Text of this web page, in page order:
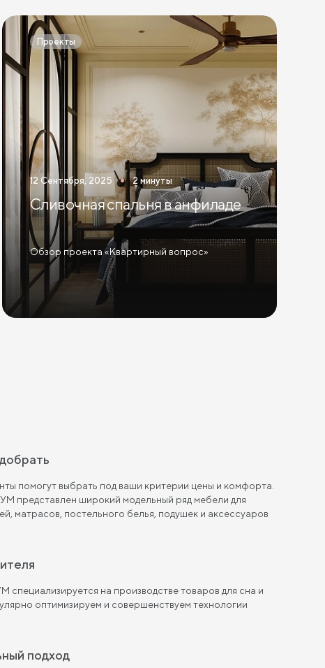
Проекты
12 Сентября, 2025 2 минуты
Сливочная спальня в анфиладе
Обзор проекта «Квартирный вопрос»
помогут выбрать под ваши критерии цены и комфорта.
представлен широкий модельный ряд мебели для
матрасов, постельного белья, подушек и аксессуаров
на производстве товаров для сна и
оптимизируем и совершенствуем технологии
подход